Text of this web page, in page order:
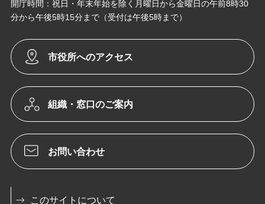
開庁時間：祝日・年末年始を除く月曜日から金曜日の午前8時30
分から午後5時15分まで（受付は午後5時まで）
市役所へのアクセス
組織・窓口のご案内
お問い合わせ
このサイトについて